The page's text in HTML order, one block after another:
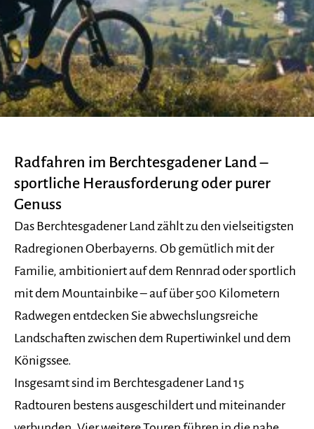
Radfahren im Berchtesgadener Land –
sportliche Herausforderung oder purer
Genuss
Das Berchtesgadener Land zählt zu den vielseitigsten
Radregionen Oberbayerns. Ob gemütlich mit der
Familie, ambitioniert auf dem Rennrad oder sportlich
mit dem Mountainbike – auf über 500 Kilometern
Radwegen entdecken Sie abwechslungsreiche
Landschaften zwischen dem Rupertiwinkel und dem
Königssee.
Insgesamt sind im Berchtesgadener Land 15
Radtouren bestens ausgeschildert und miteinander